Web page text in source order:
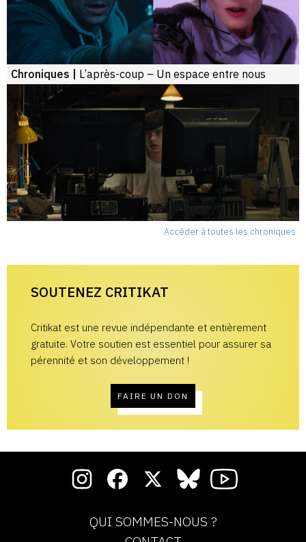
Chroniques | L’après-coup – Un espace entre nous
Accéder à toutes les chroniques
SOUTENEZ CRITIKAT
Critikat est une revue indépendante et entièrement
gratuite. Votre soutien est essentiel pour assurer sa
pérennité et son développement !
FAIRE UN DON
QUI SOMMES-NOUS ?